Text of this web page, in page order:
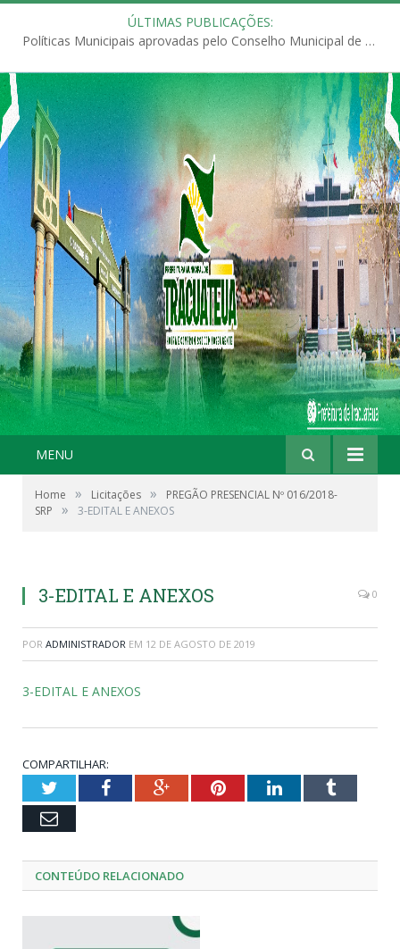
ÚLTIMAS PUBLICAÇÕES:
Políticas Municipais aprovadas pelo Conselho Municipal de Educação (CME)
MENU
Home » Licitações »
PREGÃO PRESENCIAL Nº 016/2018-
SRP
» 3-EDITAL E ANEXOS
3-EDITAL E ANEXOS 0
POR ADMINISTRADOR EM 12 DE AGOSTO DE 2019
3-EDITAL E ANEXOS
COMPARTILHAR:
TwitterFacebookGoogle+PinterestLinkedInTumblr
Email
CONTEÚDO RELACIONADO